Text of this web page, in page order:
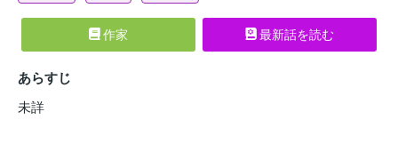
作家 最新話を読む
あらすじ
未詳